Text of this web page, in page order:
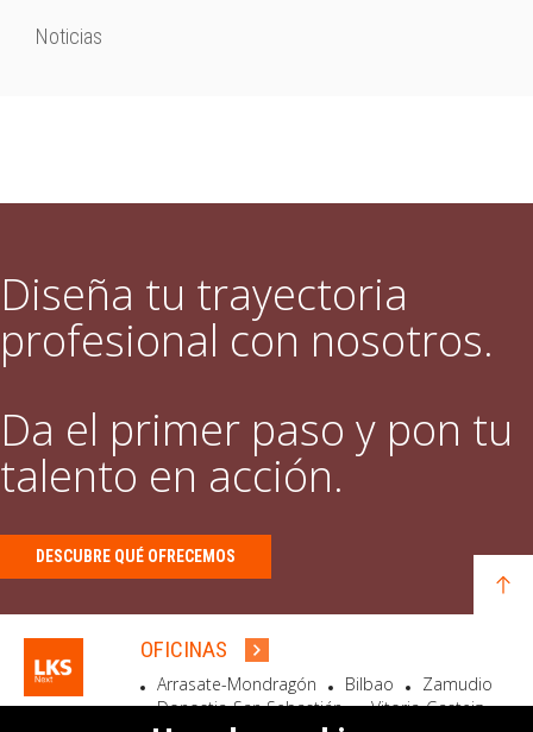
Noticias
Diseña tu trayectoria
profesional con nosotros.
Da el primer paso y pon tu
talento en acción.
DESCUBRE QUÉ OFRECEMOS
OFICINAS
Arrasate-Mondragón Bilbao
Zamudio
Donostia-San Sebastián
Vitoria-Gasteiz